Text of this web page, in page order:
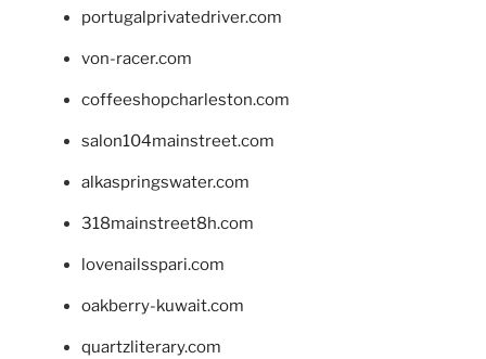
portugalprivatedriver.com
von-racer.com
coffeeshopcharleston.com
salon104mainstreet.com
alkaspringswater.com
318mainstreet8h.com
lovenailsspari.com
oakberry-kuwait.com
quartzliterary.com